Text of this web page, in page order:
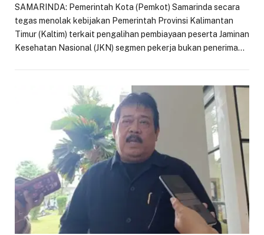
SAMARINDA: Pemerintah Kota (Pemkot) Samarinda secara
tegas menolak kebijakan Pemerintah Provinsi Kalimantan
Timur (Kaltim) terkait pengalihan pembiayaan peserta Jaminan
Kesehatan Nasional (JKN) segmen pekerja bukan penerima…